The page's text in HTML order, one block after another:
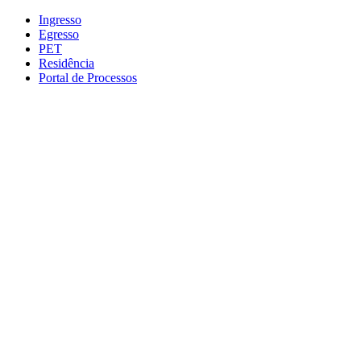
Conteúdo principal
Ingresso
Egresso
PET
Residência
Portal de Processos